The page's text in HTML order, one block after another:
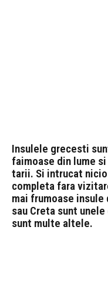
Insulele grecesti
faimoase din lume
tarii. Si intrucat
completa fara
mai frumoase insule
sau Creta sunt
sunt multe altele.